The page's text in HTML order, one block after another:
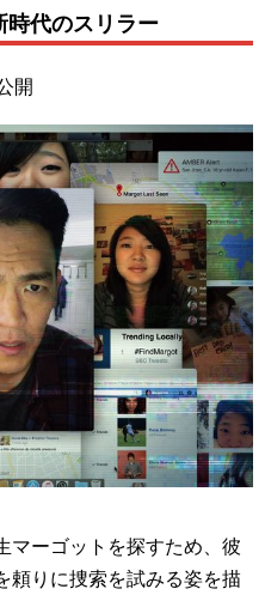
代のスリラー
開
ーゴットを探すため、彼
頼りに捜索を試みる姿を描